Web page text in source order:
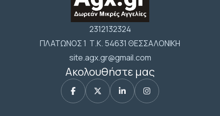
2312132324
ΠΛΑΤΩΝΟΣ 1 Τ.Κ. 54631 ΘΕΣΣΑΛΟΝΙΚΗ
site.agx.gr@gmail.com
Ακολουθήστε μας